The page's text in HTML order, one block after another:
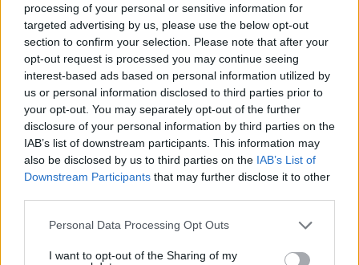
processing of your personal or sensitive information for
targeted advertising by us, please use the below opt-out
section to confirm your selection. Please note that after your
opt-out request is processed you may continue seeing
interest-based ads based on personal information utilized by
us or personal information disclosed to third parties prior to
your opt-out. You may separately opt-out of the further
disclosure of your personal information by third parties on the
IAB’s list of downstream participants. This information may
also be disclosed by us to third parties on the IAB’s List of
Downstream Participants that may further disclose it to other
Please note that this website/app uses one or more Google
not limited to your visit or usage behaviour. You may click to
Personal Data Processing Opt Outs
I want to opt-out of the Sharing of my